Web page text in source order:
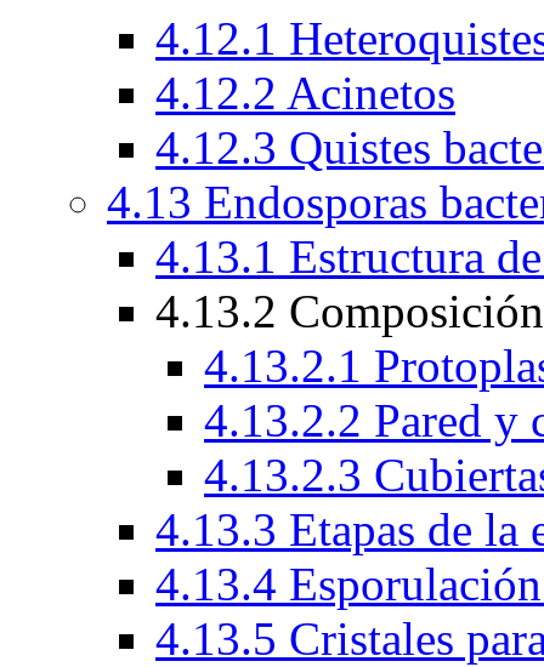
4.12.1
4.12.2 Acinetos
4.12.3 Quistes
4.13 Endosporas
4.13.1 Estructura
4.13.2
4.13.2.1
4.13.2.2 Pared y
4.13.2.3
4.13.3 Etapas de la
4.13.4
4.13.5 Cristales